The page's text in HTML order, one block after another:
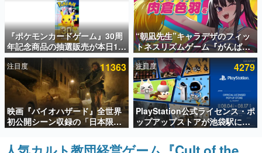
電ファミのいま読まれている記事ランキング
アプリセール情報
インタビュー
連載・特集一覧
殿堂入り記事
SNS拡散数が数千以上！ ページビュー数万以上！ などな
ど。多くの人々に読まれた、電ファミ渾身の“殿堂入り”記
事をまとめました。
ゲームの企画書
『ポケモンカードゲーム』30周
年記念商品の抽選販売が本日12
時より開始。拡張パック「30th
CELEBRATION」のボックス
に、「プレミアムデッキセット
エーフィ・ブラッキー」
「FUTURISTIC BOX」の計3商
品
“朝凪先生”キャラデザのフィッ
トネスリズムゲーム『がんば
れ！チアリズム』Steamストア
ページが公開。キャラクターの
CVは陽向葵ゅかさん
注目度 11363
映画『バイオハザード』全世界
初公開シーン収録の「日本限
定」予告映像が解禁。バイオの
日（8月10日）にあわせて、
注目度 4279
PlayStation公式ライセンス・ポ
ップアップストアが池袋駅にて
期間限定で開催。夏のアパレル
や『ブラッドボーン』の新作ア